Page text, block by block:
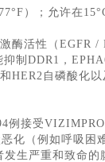
）；允许在
酶活性（EGFR
制DDR1，
HER2自磷酸化
例接受
化（例如呼吸
生严重和致命